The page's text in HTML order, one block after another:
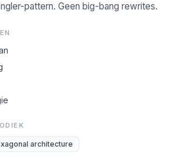
pattern. Geen big-bang rewrites.
architecture